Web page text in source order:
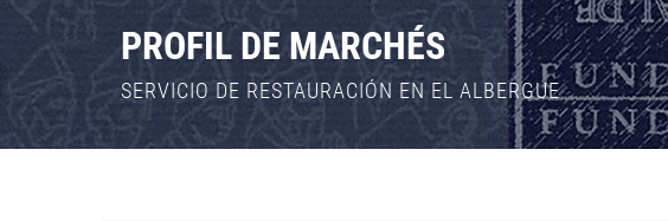
PROFIL DE MARCHÉS
SERVICIO DE RESTAURACIÓN EN EL ALBERGUE